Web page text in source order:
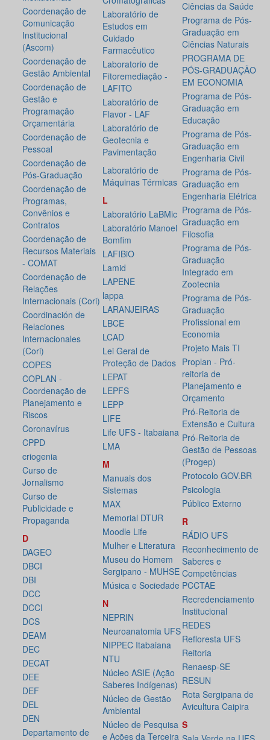
Coordenação de
Comunicação
Institucional
(Ascom)
Coordenação de
Gestão Ambiental
Coordenação de
Gestão e
Programação
Orçamentária
Coordenação de
Pessoal
Coordenação de
Pós-Graduação
Coordenação de
Programas,
Convênios e
Contratos
Coordenação de
Recursos Materiais
- COMAT
Coordenação de
Relações
Internacionais (Cori)
Coordinación de
Relaciones
Internacionales
(Cori)
COPES
COPLAN -
Coordenação de
Planejamento e
Riscos
Coronavírus
CPPD
criogenia
Curso de
Jornalismo
Curso de
Publicidade e
Propaganda
D
DAGEO
DBCI
DBI
DCC
DCCI
DCS
DEAM
DEC
DECAT
DEE
DEF
DEL
DEN
Departamento de
Laboratório de
Estudos em
Cuidado
Farmacêutico
Laboratorio de
Fitoremediação -
LAFITO
Laboratório de
Flavor - LAF
Laboratório de
Geotecnia e
Pavimentação
Laboratório de
Máquinas Térmicas
L
Laboratório LaBMic
Laboratório Manoel
Bomfim
LAFIBiO
Lamid
LAPENE
lappa
LARANJEIRAS
LBCE
LCAD
Lei Geral de
Proteção de Dados
LEPAT
LEPFS
LEPP
LIFE
Life UFS - Itabaiana
LMA
M
Manuais dos
Sistemas
MAX
Memorial DTUR
Moodle Life
Mulher e Literatura
Museu do Homem
Sergipano - MUHSE
Música e Sociedade
N
NEPRIN
Neuroanatomia UFS
NIPPEC Itabaiana
NTU
Núcleo ASIE (Ação
Saberes Indígenas)
Núcleo de Gestão
Ambiental
Núcleo de Pesquisa
e Ações da Terceira
Ciências da Saúde
Programa de Pós-
Graduação em
Ciências Naturais
PROGRAMA DE
PÓS-GRADUAÇÃO
EM ECONOMIA
Programa de Pós-
Graduação em
Educação
Programa de Pós-
Graduação em
Engenharia Civil
Programa de Pós-
Graduação em
Engenharia Elétrica
Programa de Pós-
Graduação em
Filosofia
Programa de Pós-
Graduação
Integrado em
Zootecnia
Programa de Pós-
Graduação
Profissional em
Economia
Projeto Mais TI
Proplan - Pró-
reitoria de
Planejamento e
Orçamento
Pró-Reitoria de
Extensão e Cultura
Pró-Reitoria de
Gestão de Pessoas
(Progep)
Protocolo GOV.BR
Psicologia
Público Externo
R
RÁDIO UFS
Reconhecimento de
Saberes e
Competências
PCCTAE
Recredenciamento
Institucional
REDES
Refloresta UFS
Reitoria
Renaesp-SE
RESUN
Rota Sergipana de
Avicultura Caipira
S